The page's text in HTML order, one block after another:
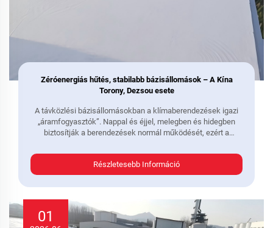
Zéróenergiás hűtés, stabilabb bázisállomások – A Kína
Torony, Dezsou esete
A távközlési bázisállomásokban a klímaberendezések igazi
„áramfogyasztók”. Nappal és éjjel, melegben és hidegben
biztosítják a berendezések normál működését, ezért a
ennek eredményeként az áramfogyasztás állandóan magas
marad...
Részletesebb Információ
01